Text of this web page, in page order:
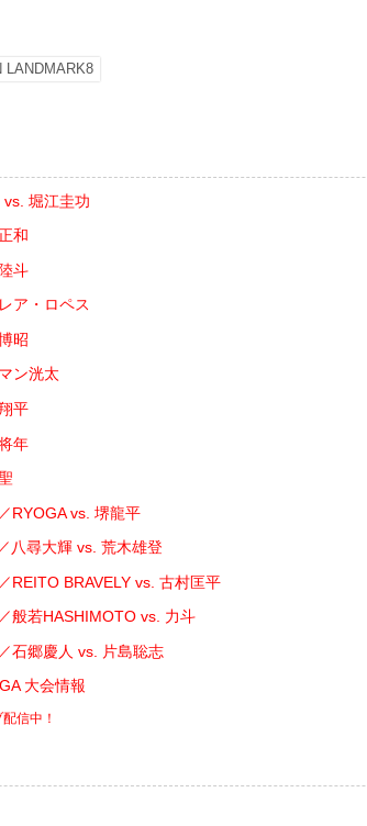
LANDMARK8
堀江圭功
和
斗
ア・ロペス
昭
ン洸太
平
年
RYOGA vs. 堺龍平
八尋大輝 vs. 荒木雄登
REITO BRAVELY vs. 古村匡平
般若HASHIMOTO vs. 力斗
石郷慶人 vs. 片島聡志
大会情報
信中！